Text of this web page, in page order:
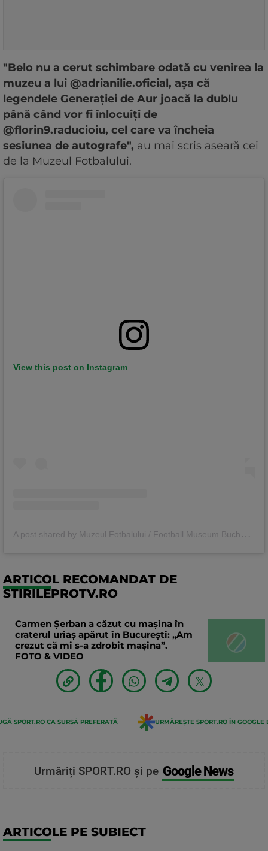
"Belo nu a cerut schimbare odată cu venirea la
muzeu a lui @adrianilie.oficial, așa că
legendele Generației de Aur joacă la dublu
până când vor fi înlocuiți de
@florin9.raducioiu, cel care va încheia
sesiunea de autografe", au mai scris aseară cei
de la Muzeul Fotbalului.
View this post on Instagram
A
post shared by Muzeul Fotbalului / Football Museum Bucharest (@muzeul.fotbalului)
ARTICOL RECOMANDAT DE
STIRILEPROTV.RO
Carmen Șerban a căzut cu mașina în
craterul uriaș apărut în București: „Am
crezut că mi s-a zdrobit mașina”.
FOTO & VIDEO
SPORT.RO CA SURSĂ PREFERATĂ URMĂREȘTE SPORT.RO ÎN GOOGLE
Urmăriți SPORT.RO și pe Google News
ARTICOLE PE SUBIECT